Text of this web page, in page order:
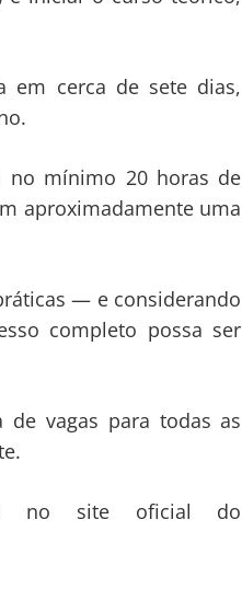
em cerca de sete dias,
no mínimo 20 horas de
aproximadamente uma
— e considerando
completo possa ser
vagas para todas as
no site oficial do